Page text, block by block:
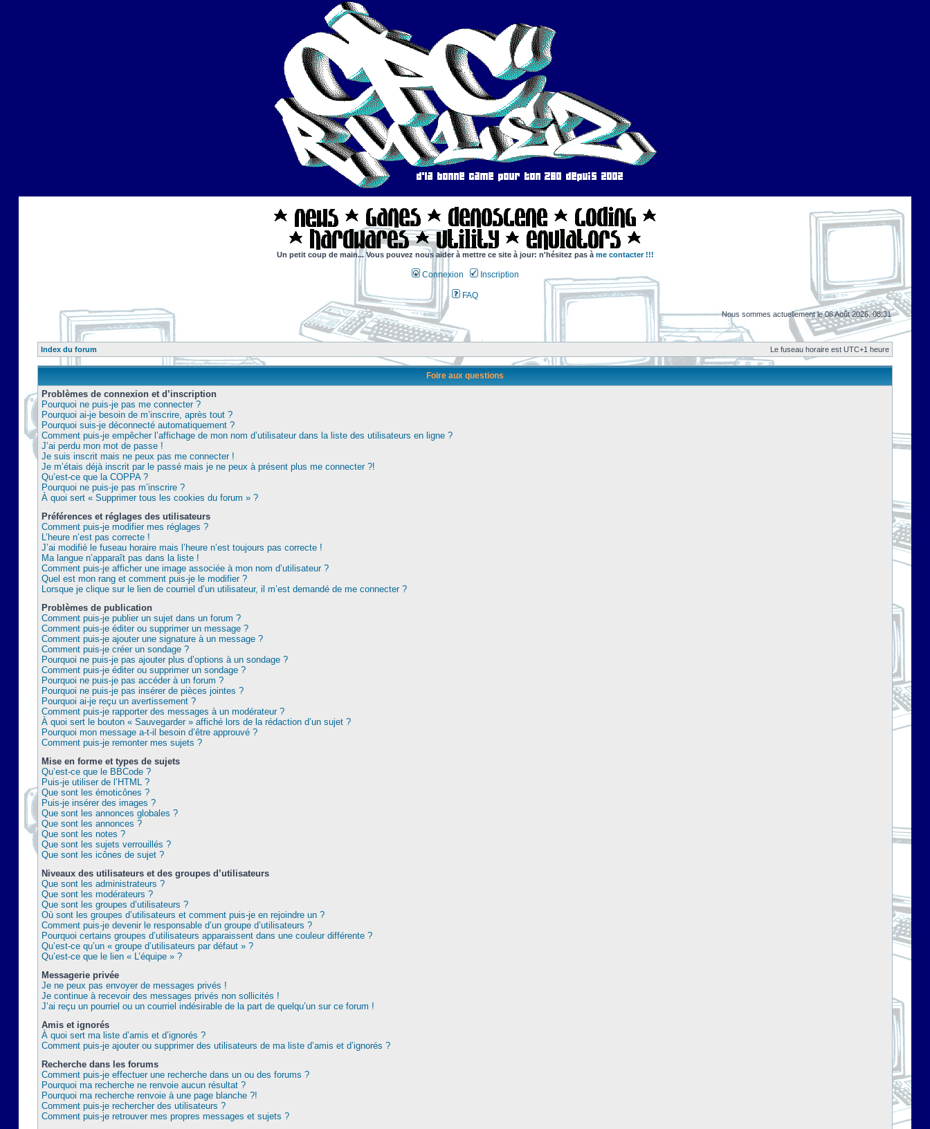
Un petit coup de main... Vous pouvez nous aider à mettre ce site à jour: n'hésitez pas à me contacter !!!
Connexion Inscription
FAQ
Nous sommes actuellement le 08 Août 2026, 08:31
Index du forum Le fuseau horaire est UTC+1 heure
Foire aux questions
Problèmes de connexion et d’inscription
Pourquoi ne puis-je pas me connecter ?
Pourquoi ai-je besoin de m’inscrire, après tout ?
Pourquoi suis-je déconnecté automatiquement ?
Comment puis-je empêcher l’affichage de mon nom d’utilisateur dans la liste des utilisateurs en ligne ?
J’ai perdu mon mot de passe !
Je suis inscrit mais ne peux pas me connecter !
Je m’étais déjà inscrit par le passé mais je ne peux à présent plus me connecter ?!
Qu’est-ce que la COPPA ?
Pourquoi ne puis-je pas m’inscrire ?
À quoi sert « Supprimer tous les cookies du forum » ?
Préférences et réglages des utilisateurs
Comment puis-je modifier mes réglages ?
L’heure n’est pas correcte !
J’ai modifié le fuseau horaire mais l’heure n’est toujours pas correcte !
Ma langue n’apparaît pas dans la liste !
Comment puis-je afficher une image associée à mon nom d’utilisateur ?
Quel est mon rang et comment puis-je le modifier ?
Lorsque je clique sur le lien de courriel d’un utilisateur, il m’est demandé de me connecter ?
Problèmes de publication
Comment puis-je publier un sujet dans un forum ?
Comment puis-je éditer ou supprimer un message ?
Comment puis-je ajouter une signature à un message ?
Comment puis-je créer un sondage ?
Pourquoi ne puis-je pas ajouter plus d’options à un sondage ?
Comment puis-je éditer ou supprimer un sondage ?
Pourquoi ne puis-je pas accéder à un forum ?
Pourquoi ne puis-je pas insérer de pièces jointes ?
Pourquoi ai-je reçu un avertissement ?
Comment puis-je rapporter des messages à un modérateur ?
À quoi sert le bouton « Sauvegarder » affiché lors de la rédaction d’un sujet ?
Pourquoi mon message a-t-il besoin d’être approuvé ?
Comment puis-je remonter mes sujets ?
Mise en forme et types de sujets
Qu’est-ce que le BBCode ?
Puis-je utiliser de l’HTML ?
Que sont les émoticônes ?
Puis-je insérer des images ?
Que sont les annonces globales ?
Que sont les annonces ?
Que sont les notes ?
Que sont les sujets verrouillés ?
Que sont les icônes de sujet ?
Niveaux des utilisateurs et des groupes d’utilisateurs
Que sont les administrateurs ?
Que sont les modérateurs ?
Que sont les groupes d’utilisateurs ?
Où sont les groupes d’utilisateurs et comment puis-je en rejoindre un ?
Comment puis-je devenir le responsable d’un groupe d’utilisateurs ?
Pourquoi certains groupes d’utilisateurs apparaissent dans une couleur différente ?
Qu’est-ce qu’un « groupe d’utilisateurs par défaut » ?
Qu’est-ce que le lien « L’équipe » ?
Messagerie privée
Je ne peux pas envoyer de messages privés !
Je continue à recevoir des messages privés non sollicités !
J’ai reçu un pourriel ou un courriel indésirable de la part de quelqu’un sur ce forum !
Amis et ignorés
À quoi sert ma liste d’amis et d’ignorés ?
Comment puis-je ajouter ou supprimer des utilisateurs de ma liste d’amis et d’ignorés ?
Recherche dans les forums
Comment puis-je effectuer une recherche dans un ou des forums ?
Pourquoi ma recherche ne renvoie aucun résultat ?
Pourquoi ma recherche renvoie à une page blanche ?!
Comment puis-je rechercher des utilisateurs ?
Comment puis-je retrouver mes propres messages et sujets ?